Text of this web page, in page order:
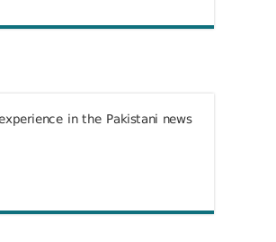
in the Pakistani news